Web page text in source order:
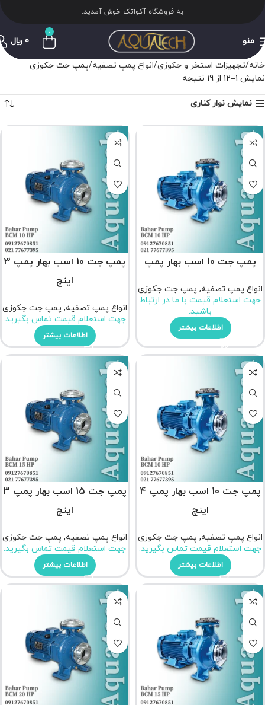
به فروشگاه آکواتک خوش آمدید.
منو
0
0 ﷼
خانه تجهیزات استخر و جکوزی انواع پمپ تصفیه پمپ جت جکوزی
نمایش 1–12 از 19 نتیجه
نمایش نوار کناری
پمپ جت 10 اسب بهار پمپ
انواع پمپ تصفیه, پمپ جت جکوزی
جهت استعلام قیمت با ما در ارتباط
باشید.
اطلاعات بیشتر
پمپ جت 10 اسب بهار پمپ 3
اینچ
انواع پمپ تصفیه, پمپ جت جکوزی
جهت استعلام قیمت تماس بگیرید.
اطلاعات بیشتر
پمپ جت 10 اسب بهار پمپ 4
اینچ
انواع پمپ تصفیه, پمپ جت جکوزی
جهت استعلام قیمت تماس بگیرید.
اطلاعات بیشتر
پمپ جت 15 اسب بهار پمپ 3
اینچ
انواع پمپ تصفیه, پمپ جت جکوزی
جهت استعلام قیمت تماس بگیرید.
اطلاعات بیشتر